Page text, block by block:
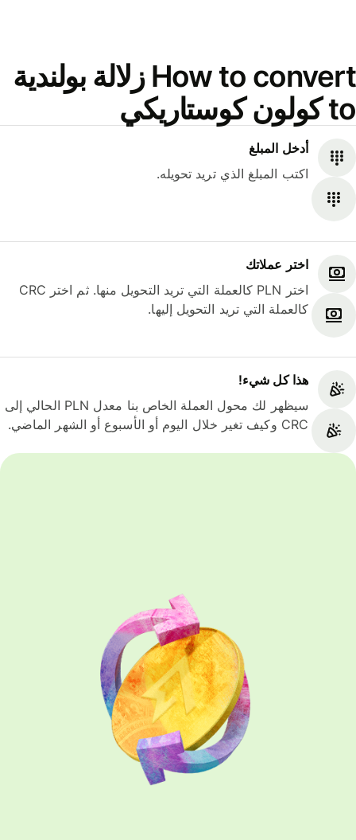
How to convert زلالة بولندية
to كولون كوستاريكي
أدخل المبلغ
اكتب المبلغ الذي تريد تحويله.
اختر عملاتك
اختر PLN كالعملة التي تريد التحويل منها. ثم اختر CRC
كالعملة التي تريد التحويل إليها.
هذا كل شيء‎!
سيظهر لك محول العملة الخاص بنا معدل PLN الحالي إلى
CRC وكيف تغير خلال اليوم أو الأسبوع أو الشهر الماضي.